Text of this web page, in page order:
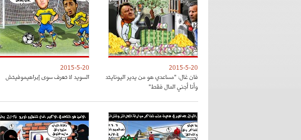
2015-5-20
فان غال: "مساعدي هو من يدير اليونايتد
وأنا أجني المال فقط"
2015-5-20
السويد لا تعرف سوى إبراهيموفيتش